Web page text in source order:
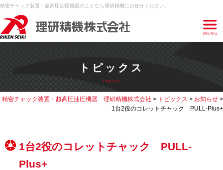
精密チャック装置・超高圧油圧機器のことなら理研精機にお任せください。
トピックス
topics
精密チャック装置・超高圧油圧機器 理研精機株式会社 > トピックス > お知らせ >
1台2役のコレットチャック PULL-Plus+
1台2役のコレットチャック PULL-
Plus+